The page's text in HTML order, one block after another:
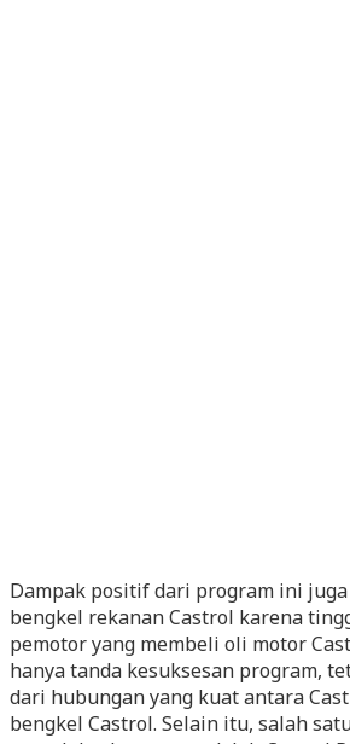
Dampak positif dari program ini
bengkel rekanan Castrol karena
pemotor yang membeli oli motor
hanya tanda kesuksesan program,
dari hubungan yang kuat antara
bengkel Castrol. Selain itu, salah